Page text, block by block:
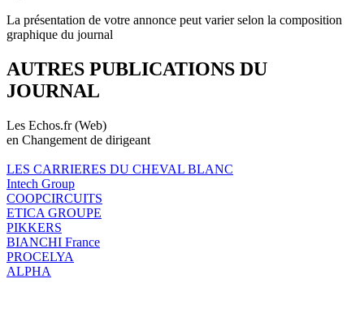
La présentation de votre annonce peut varier selon la composition
graphique du journal
AUTRES PUBLICATIONS DU
JOURNAL
Les Echos.fr (Web)
en Changement de dirigeant
LES CARRIERES DU CHEVAL BLANC
Intech Group
COOPCIRCUITS
ETICA GROUPE
PIKKERS
BIANCHI France
PROCELYA
ALPHA